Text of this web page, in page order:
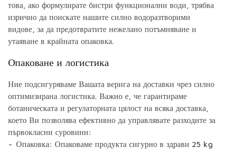
това, ако формулирате бистри функционални води, трябва
изрично да поискате нашите силно водоразтворими
видове, за да предотвратите нежелано потъмняване и
утаяване в крайната опаковка.
Опаковане и логистика
Ние подсигуряваме Вашата верига на доставки чрез силно
оптимизирана логистика. Важно е, че гарантираме
ботаническата и регулаторната цялост на всяка доставка,
което Ви позволява ефективно да управлявате разходите за
първокласни суровини:
Опаковка: Опаковаме продукта сигурно в здрави 25 kg